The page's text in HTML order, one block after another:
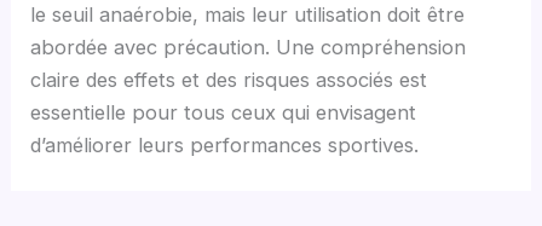
le seuil anaérobie, mais leur utilisation doit être
abordée avec précaution. Une compréhension
claire des effets et des risques associés est
essentielle pour tous ceux qui envisagent
d’améliorer leurs performances sportives.